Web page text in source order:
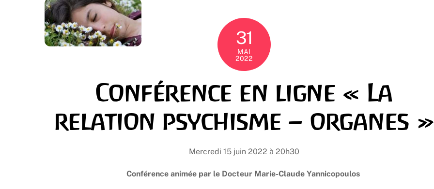
31
MAI
2022
Conférence en ligne « La
relation psychisme – organes »
Mercredi 15 juin 2022 à 20h30
Conférence animée par le Docteur Marie-Claude Yannicopoulos